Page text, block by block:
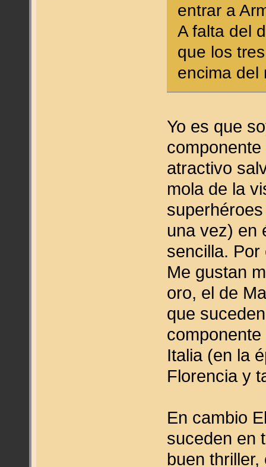
entrar a
A falta del
que los
encima del
Yo es que
atractivo
mola de la
una vez) en
sencilla.
Me gustan
oro, el de
que
Italia (en la
Florencia y
En cambio
suceden en
buen